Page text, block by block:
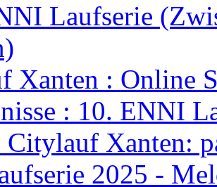
Laufserie
Xanten : Online
: 10. ENNI
Xanten:
2025 -